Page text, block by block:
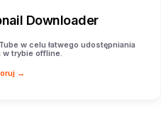
Downloader
w celu łatwego udostępniania
w trybie offline.
→